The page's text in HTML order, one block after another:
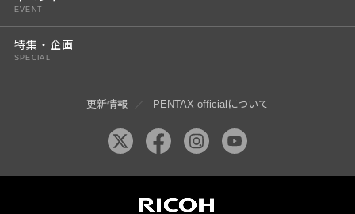
EVENT
特集・企画
SPECIAL
更新情報 PENTAX officialについて